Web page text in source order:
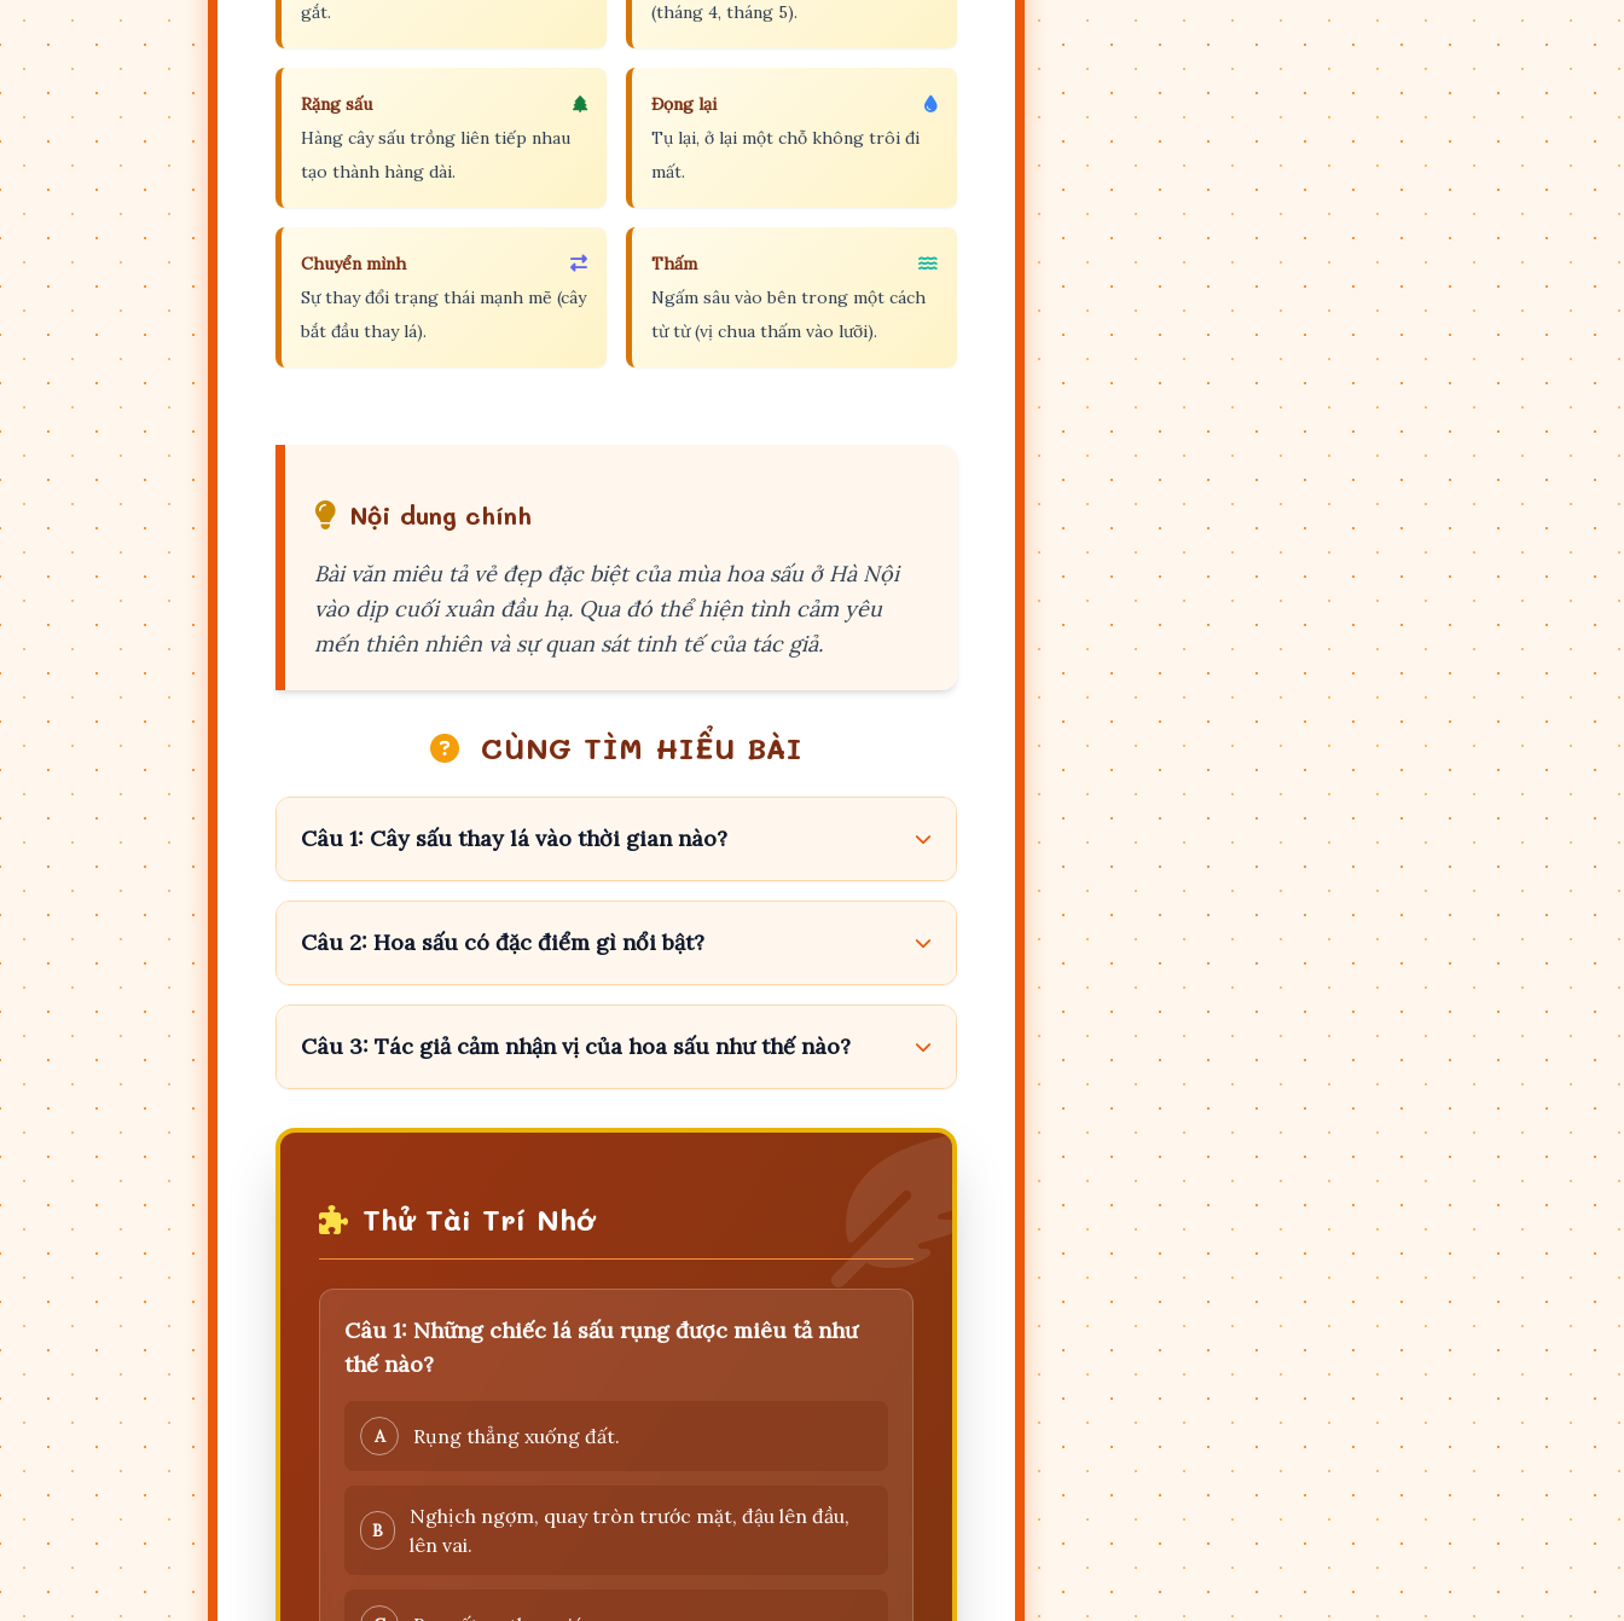
gắt.
(tháng 4, tháng 5).
Rặng sấu
Hàng cây sấu trồng liên tiếp nhau
tạo thành hàng dài.
Đọng lại
Tụ lại, ở lại một chỗ không trôi đi
mất.
Chuyển mình
Sự thay đổi trạng thái mạnh mẽ (cây
bắt đầu thay lá).
Thấm
Ngấm sâu vào bên trong một cách
từ từ (vị chua thấm vào lưỡi).
Nội dung chính
Bài văn miêu tả vẻ đẹp đặc biệt của mùa hoa sấu ở Hà Nội
vào dịp cuối xuân đầu hạ. Qua đó thể hiện tình cảm yêu
mến thiên nhiên và sự quan sát tinh tế của tác giả.
CÙNG TÌM HIỂU BÀI
Câu 1: Cây sấu thay lá vào thời gian nào?
Câu 2: Hoa sấu có đặc điểm gì nổi bật?
Câu 3: Tác giả cảm nhận vị của hoa sấu như thế nào?
Thử Tài Trí Nhớ
Câu 1: Những chiếc lá sấu rụng được miêu tả như
thế nào?
A Rụng thẳng xuống đất.
B
Nghịch ngợm, quay tròn trước mặt, đậu lên đầu,
lên vai.